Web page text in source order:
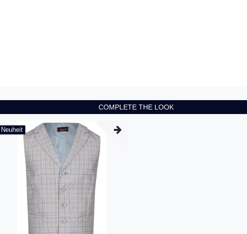
COMPLETE THE LOOK
Neuheit